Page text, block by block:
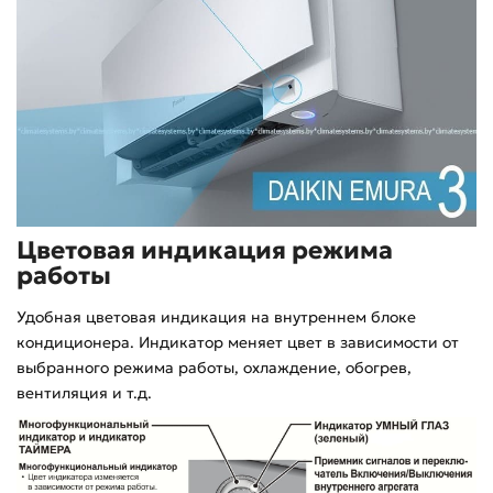
Цветовая индикация режима
работы
Удобная цветовая индикация на внутреннем блоке
кондиционера. Индикатор меняет цвет в зависимости от
выбранного режима работы, охлаждение, обогрев,
вентиляция и т.д.